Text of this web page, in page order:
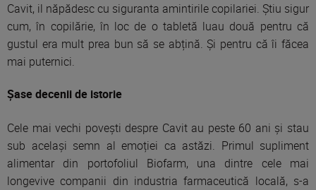
Cavit, il năpădesc cu siguranta amintirile copilariei. Știu sigur
cum, în copilărie, în loc de o tabletă luau două pentru că
gustul era mult prea bun să se abțină. Și pentru că îi făcea
mai puternici.
Șase decenii de istorie
Cele mai vechi povești despre Cavit au peste 60 ani și stau
sub același semn al emoției ca astăzi. Primul supliment
alimentar din portofoliul Biofarm, una dintre cele mai
longevive companii din industria farmaceutică locală, s-a